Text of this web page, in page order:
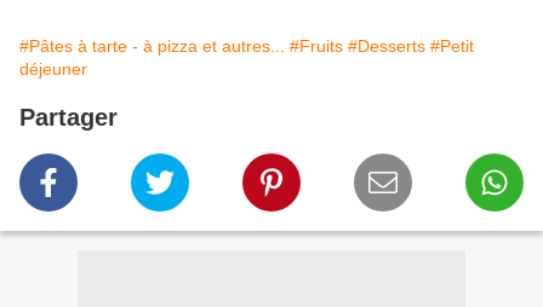
#Pâtes à tarte - à pizza et autres... #Fruits #Desserts #Petit
déjeuner
Partager